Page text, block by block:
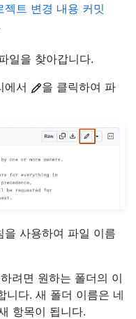
트 변경 내용 커밋
일을 찾아갑니다.
에서
을 클릭하여 파
사용하여 파일 이름
려면 원하는 폴더의 이
니다. 새 폴더 이름은 네
항목이 됩니다.